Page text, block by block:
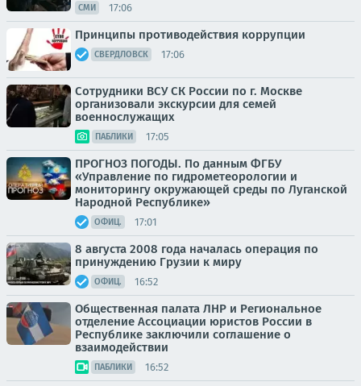
СМИ 17:06
Принципы противодействия коррупции
СВЕРДЛОВСК 17:06
Сотрудники ВСУ СК России по г. Москве
организовали экскурсии для семей
военнослужащих
ПАБЛИКИ 17:05
ПРОГНОЗ ПОГОДЫ. По данным ФГБУ
«Управление по гидрометеорологии и
мониторингу окружающей среды по Луганской
Народной Республике»
ОФИЦ. 17:01
8 августа 2008 года началась операция по
принуждению Грузии к миру
ОФИЦ. 16:52
Общественная палата ЛНР и Региональное
отделение Ассоциации юристов России в
Республике заключили соглашение о
взаимодействии
ПАБЛИКИ 16:52